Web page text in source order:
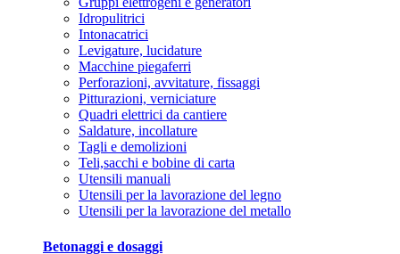
Idropulitrici
Intonacatrici
Levigature, lucidature
Macchine piegaferri
Perforazioni, avvitature, fissaggi
Pitturazioni, verniciature
Quadri elettrici da cantiere
Saldature, incollature
Tagli e demolizioni
Teli,sacchi e bobine di carta
Utensili manuali
Utensili per la lavorazione del legno
Utensili per la lavorazione del metallo
Betonaggi e dosaggi